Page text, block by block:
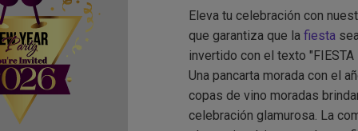
Eleva tu celebración con
que garantiza que la fiesta
invertido con el texto
Una pancarta morada con el
copas de vino moradas
celebración glamurosa. La